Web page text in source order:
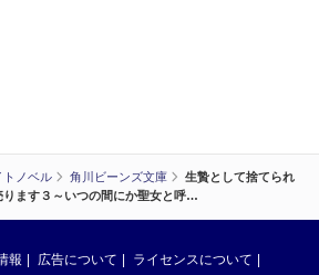
トノベル 角川ビーンズ文庫
生贄として捨てられ
ます３～いつの間にか聖女と呼…
報 広告について ライセンスについて